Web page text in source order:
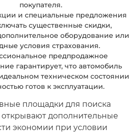
покупателя.
и специальные предложения
существенные скидки,
оборудование или
условия страхования.
предпродажное
гарантирует, что автомобиль
техническом состоянии
готов к эксплуатации.
площадки для поиска
дополнительные
экономии при условии